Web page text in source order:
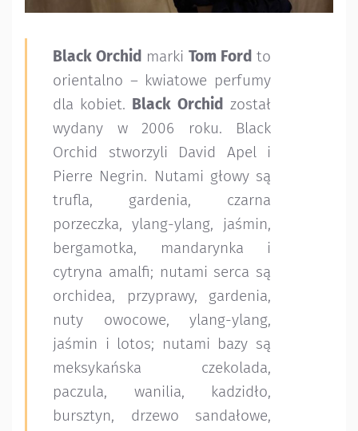
Black Orchid marki Tom Ford to
orientalno – kwiatowe perfumy
dla kobiet.
Black Orchid
został
wydany w 2006 roku. Black
Orchid stworzyli David Apel i
Pierre Negrin. Nutami głowy są
trufla, gardenia, czarna
porzeczka, ylang-ylang, jaśmin,
bergamotka, mandarynka i
cytryna amalfi; nutami serca są
orchidea, przyprawy, gardenia,
nuty owocowe, ylang-ylang,
jaśmin i lotos; nutami bazy są
meksykańska czekolada,
paczula, wanilia, kadzidło,
bursztyn, drzewo sandałowe,